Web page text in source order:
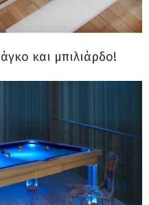
και μπιλιάρδο!